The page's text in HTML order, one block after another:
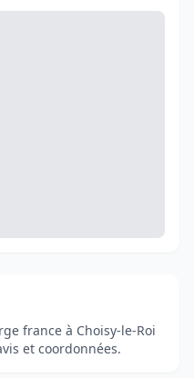
france à Choisy-le-Roi
et coordonnées.